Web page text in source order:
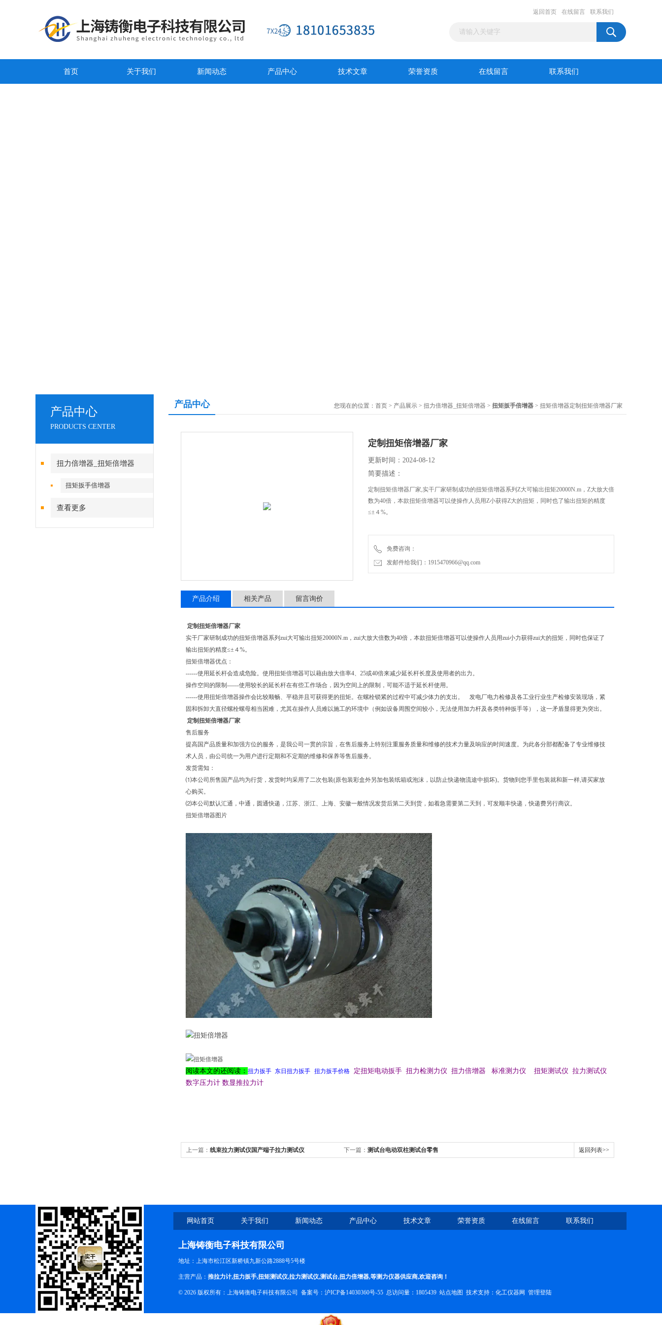
返回首页 在线留言 联系我们
首页 关于我们 新闻动态 产品中心 技术文章 荣誉资质 在线留言 联系我们
产品中心
PRODUCTS CENTER
扭力倍增器_扭矩倍增器
扭矩扳手倍增器
查看更多
产品中心 您现在的位置： 首页 > 产品展示 > 扭力倍增器_扭矩倍增器 > 扭矩扳手倍增器 > 扭矩倍增器定制扭矩倍增器厂家
定制扭矩倍增器厂家
更新时间：2024-08-12
简要描述：
定制扭矩倍增器厂家,实干厂家研制成功的扭矩倍增器系列Z大可输出扭矩20000N.m，Z大放大倍
数为40倍，本款扭矩倍增器可以使操作人员用Z小获得Z大的扭矩，同时也了输出扭矩的精度
≤±４%。
免费咨询：
发邮件给我们：1915470966@qq.com
产品介绍 相关产品 留言询价
定制扭矩倍增器厂家
实干厂家研制成功的扭矩倍增器系列zui大可输出扭矩20000N.m，zui大放大倍数为40倍，本款扭矩倍增器可以使操作人员用zui小力获得zui大的扭矩，同时也保证了
输出扭矩的精度≤±４%。
扭矩倍增器优点：
------使用延长杆会造成危险。使用扭矩倍增器可以藉由放大倍率4、25或40倍来减少延长杆长度及使用者的出力。
操作空间的限制------使用较长的延长杆在有些工作场合，因为空间上的限制，可能不适于延长杆使用。
------使用扭矩倍增器操作会比较顺畅、平稳并且可获得更的扭矩。在螺栓锁紧的过程中可减少体力的支出。 发电厂电力检修及各工业行业生产检修安装现场，紧
固和拆卸大直径螺栓螺母相当困难，尤其在操作人员难以施工的环境中（例如设备周围空间较小，无法使用加力杆及各类特种扳手等），这一矛盾显得更为突出。
定制扭矩倍增器厂家
售后服务
提高国产品质量和加强方位的服务，是我公司一贯的宗旨，在售后服务上特别注重服务质量和维修的技术力量及响应的时间速度。为此各分部都配备了专业维修技
术人员，由公司统一为用户进行定期和不定期的维修和保养等售后服务。
发货需知：
⑴本公司所售国产品均为行货，发货时均采用了二次包装(原包装彩盒外另加包装纸箱或泡沫，以防止快递物流途中损坏)。货物到您手里包装就和新一样,请买家放
心购买。
⑵本公司默认汇通，中通，圆通快递，江苏、浙江、上海、安徽一般情况发货后第二天到货，如着急需要第二天到，可发顺丰快递，快递费另行商议。
扭矩倍增器图片
阅读本文的还阅读： 扭力扳手 东日扭力扳手 扭力扳手价格
定扭矩电动扳手 扭力检测力仪 扭力倍增器 标准测力仪 扭矩测试仪 拉力测试仪
数字压力计 数显推拉力计
上一篇： 线束拉力测试仪国产端子拉力测试仪 下一篇： 测试台电动双柱测试台零售 返回列表>>
网站首页 关于我们 新闻动态 产品中心 技术文章 荣誉资质 在线留言 联系我们
上海铸衡电子科技有限公司
地址：上海市松江区新桥镇九新公路2888号5号楼
主营产品： 推拉力计,扭力扳手,扭矩测试仪,拉力测试仪,测试台,扭力倍增器,等测力仪器供应商,欢迎咨询！
© 2026 版权所有：上海铸衡电子科技有限公司 备案号： 沪ICP备14030360号-55 总访问量：1805439 站点地图 技术支持： 化工仪器网 管理登陆